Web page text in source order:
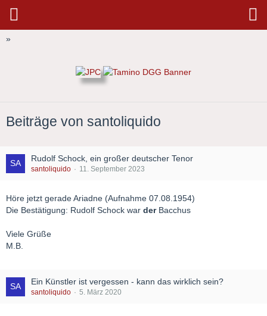
»
Beiträge von santoliquido
Rudolf Schock, ein großer deutscher Tenor
santoliquido 11. September 2023
Höre jetzt gerade Ariadne (Aufnahme 07.08.1954)
Die Bestätigung: Rudolf Schock war der Bacchus
Viele Grüße
M.B.
Ein Künstler ist vergessen - kann das wirklich sein?
santoliquido 5. März 2020